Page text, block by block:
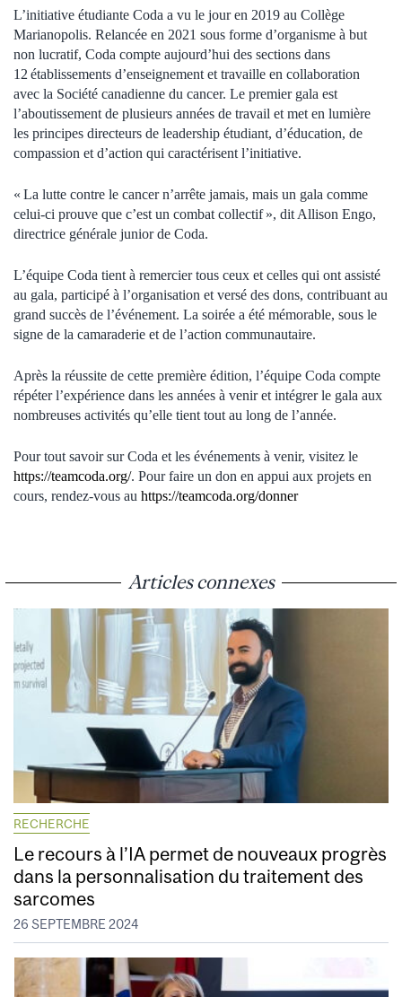
L’initiative étudiante Coda a vu le jour en 2019 au Collège
Marianopolis. Relancée en 2021 sous forme d’organisme à but
non lucratif, Coda compte aujourd’hui des sections dans
12 établissements d’enseignement et travaille en collaboration
avec la Société canadienne du cancer. Le premier gala est
l’aboutissement de plusieurs années de travail et met en lumière
les principes directeurs de leadership étudiant, d’éducation, de
compassion et d’action qui caractérisent l’initiative.
« La lutte contre le cancer n’arrête jamais, mais un gala comme
celui-ci prouve que c’est un combat collectif », dit Allison Engo,
directrice générale junior de Coda.
L’équipe Coda tient à remercier tous ceux et celles qui ont assisté
au gala, participé à l’organisation et versé des dons, contribuant au
grand succès de l’événement. La soirée a été mémorable, sous le
signe de la camaraderie et de l’action communautaire.
Après la réussite de cette première édition, l’équipe Coda compte
répéter l’expérience dans les années à venir et intégrer le gala aux
nombreuses activités qu’elle tient tout au long de l’année.
Pour tout savoir sur Coda et les événements à venir, visitez le
https://teamcoda.org/. Pour faire un don en appui aux projets en
cours, rendez-vous au https://teamcoda.org/donner
Articles connexes
RECHERCHE
Le recours à l’IA permet de nouveaux progrès
dans la personnalisation du traitement des
sarcomes
26 SEPTEMBRE 2024